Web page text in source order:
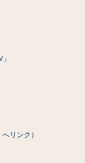
リンク）